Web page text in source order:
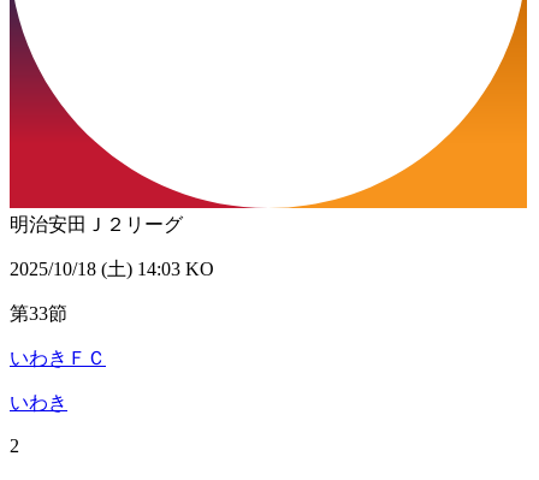
明治安田Ｊ２リーグ
2025/10/18 (土) 14:03 KO
第33節
いわきＦＣ
いわき
2